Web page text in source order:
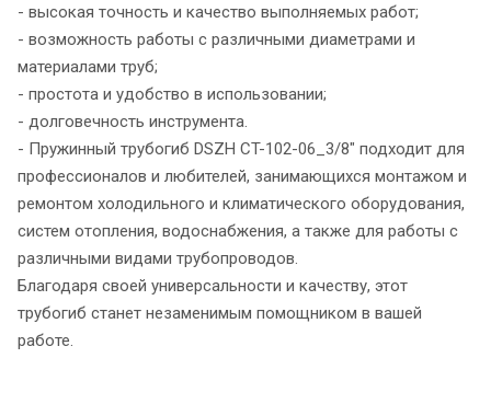
- высокая точность и качество выполняемых работ;
- возможность работы с различными диаметрами и
материалами труб;
- простота и удобство в использовании;
- долговечность инструмента.
- Пружинный трубогиб DSZH CT-102-06_3/8" подходит для
профессионалов и любителей, занимающихся монтажом и
ремонтом холодильного и климатического оборудования,
систем отопления, водоснабжения, а также для работы с
различными видами трубопроводов.
Благодаря своей универсальности и качеству, этот
трубогиб станет незаменимым помощником в вашей
работе.